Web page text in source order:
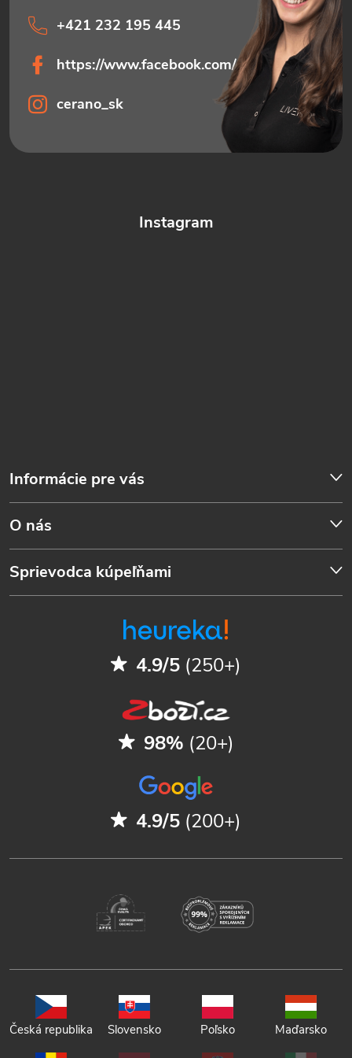
Instagram
Informácie pre vás
O nás
Sprievodca kúpeľňami
+421 232 195 445
https://www.facebook.com/ceranosk
cerano_sk
4.9/5 (250+)
98% (20+)
4.9/5 (200+)
Česká republika Slovensko Poľsko Maďarsko